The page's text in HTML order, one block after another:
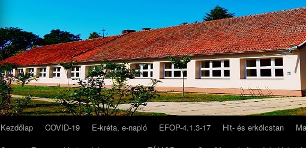
Kezdőlap COVID-19 E-kréta, e-napló EFOP-4.1.3-17 Hit- és erkölcstan